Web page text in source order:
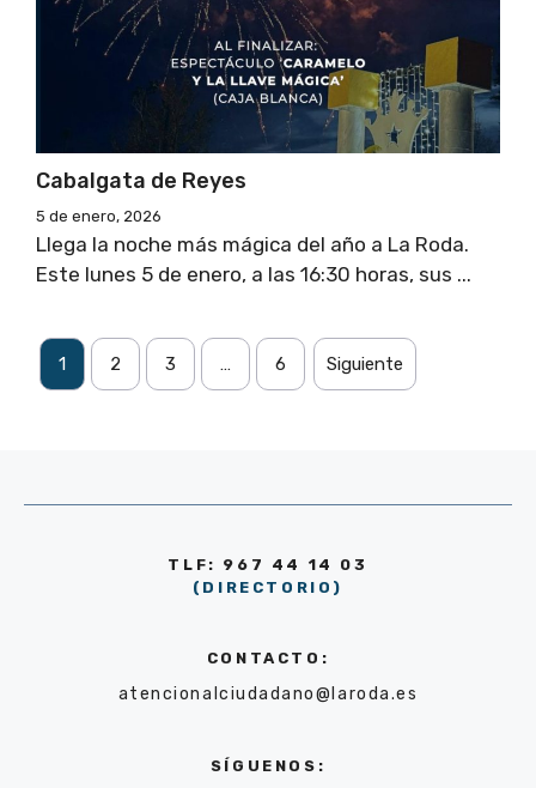
Cabalgata de Reyes
5 de enero, 2026
Llega la noche más mágica del año a La Roda.
Este lunes 5 de enero, a las 16:30 horas, sus ...
1 2 3 … 6 Siguiente
TLF: 967 44 14 03
(DIRECTORIO)
CONTACTO:
atencionalciudadano@laroda.es
SÍGUENOS: